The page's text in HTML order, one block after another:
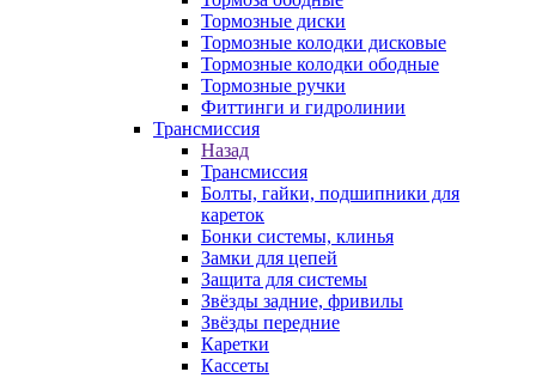
Тормозные диски
Тормозные колодки дисковые
Тормозные колодки ободные
Тормозные ручки
Фиттинги и гидролинии
Трансмиссия
Назад
Трансмиссия
Болты, гайки, подшипники для
кареток
Бонки системы, клинья
Замки для цепей
Защита для системы
Звёзды задние, фривилы
Звёзды передние
Каретки
Кассеты